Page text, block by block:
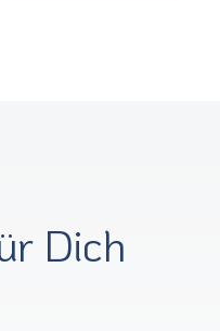
Dich